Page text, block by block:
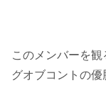
このメンバーを
グオブコントの